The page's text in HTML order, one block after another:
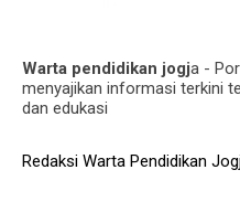
Warta pendidikan jogja -
menyajikan informasi terkini
dan edukasi
Redaksi Warta Pendidikan